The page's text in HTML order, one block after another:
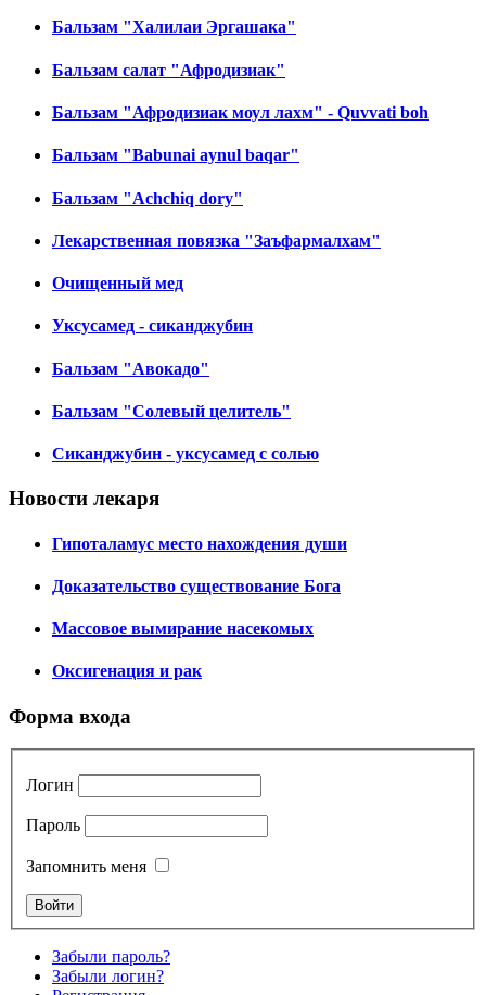
Бальзам "Халилаи Эргашака"
Бальзам салат "Афродизиак"
Бальзам "Афродизиак моул лахм" - Quvvati boh
Бальзам "Babunai aynul baqar"
Бальзам "Achchiq dory"
Лекарственная повязка "Заъфармалхам"
Очищенный мед
Уксусамед - сиканджубин
Бальзам "Авокадо"
Бальзам "Солевый целитель"
Сиканджубин - уксусамед с солью
Новости лекаря
Гипоталамус место нахождения души
Доказательство существование Бога
Массовое вымирание насекомых
Оксигенация и рак
Форма входа
Логин
Пароль
Запомнить меня
Забыли пароль?
Забыли логин?